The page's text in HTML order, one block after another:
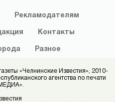
Рекламодателям
Контакты
Разное
«Челнинские Известия», 2010-
агентства по печати